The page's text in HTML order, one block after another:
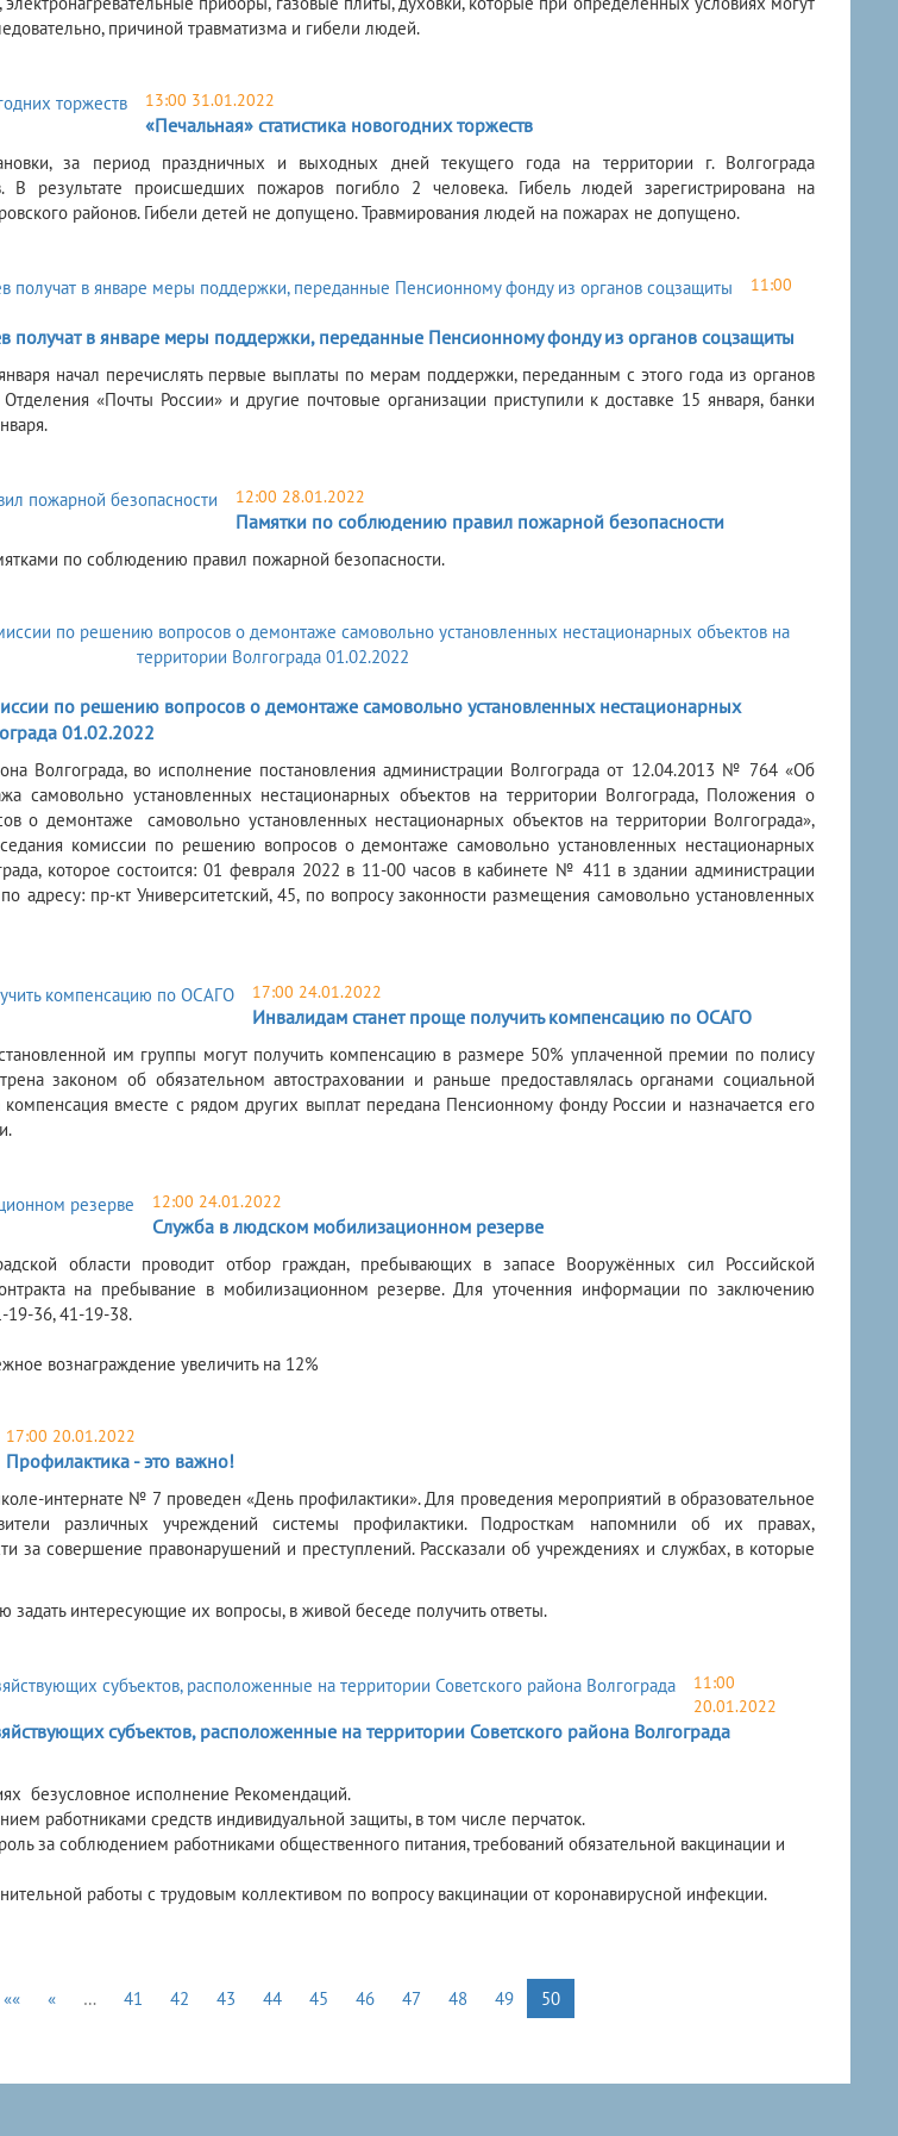
причиной травматизма и гибели людей.
13:00 31.01.2022
«Печальная» статистика новогодних торжеств
за период праздничных и выходных дней текущего года на территории г. Волгограда
В результате происшедших пожаров погибло 2 человека. Гибель людей зарегистрирована на
районов. Гибели детей не допущено. Травмирования людей на пожарах не допущено.
11:00
получат в январе меры поддержки, переданные Пенсионному фонду из органов соцзащиты
начал перечислять первые выплаты по мерам поддержки, переданным с этого года из органов
«Почты России» и другие почтовые организации приступили к доставке 15 января, банки
12:00 28.01.2022
Памятки по соблюдению правил пожарной безопасности
по соблюдению правил пожарной безопасности.
по решению вопросов о демонтаже самовольно установленных нестационарных
01.02.2022
Волгограда, во исполнение постановления администрации Волгограда от 12.04.2013 № 764 «Об
самовольно установленных нестационарных объектов на территории Волгограда, Положения о
о демонтаже самовольно установленных нестационарных объектов на территории Волгограда»,
комиссии по решению вопросов о демонтаже самовольно установленных нестационарных
которое состоится: 01 февраля 2022 в 11-00 часов в кабинете № 411 в здании администрации
адресу: пр-кт Университетский, 45, по вопросу законности размещения самовольно установленных
17:00 24.01.2022
Инвалидам станет проще получить компенсацию по ОСАГО
им группы могут получить компенсацию в размере 50% уплаченной премии по полису
законом об обязательном автостраховании и раньше предоставлялась органами социальной
вместе с рядом других выплат передана Пенсионному фонду России и назначается его
12:00 24.01.2022
Служба в людском мобилизационном резерве
области проводит отбор граждан, пребывающих в запасе Вооружённых сил Российской
на пребывание в мобилизационном резерве. Для уточенния информации по заключению
19-36, 41-19-38.
вознаграждение увеличить на 12%
17:00 20.01.2022
Профилактика - это важно!
интернате № 7 проведен «День профилактики». Для проведения мероприятий в образовательное
различных учреждений системы профилактики. Подросткам напомнили об их правах,
за совершение правонарушений и преступлений. Рассказали об учреждениях и службах, в которые
интересующие их вопросы, в живой беседе получить ответы.
11:00
20.01.2022
субъектов, расположенные на территории Советского района Волгограда
безусловное исполнение Рекомендаций.
работниками средств индивидуальной защиты, в том числе перчаток.
за соблюдением работниками общественного питания, требований обязательной вакцинации и
работы с трудовым коллективом по вопросу вакцинации от коронавирусной инфекции.
«« « … 41 42 43 44 45 46 47 48 49 50